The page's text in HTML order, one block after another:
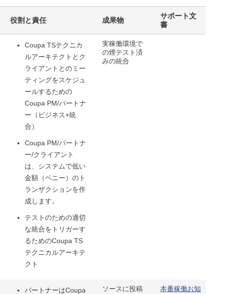
役割と責任 成果物
サポート文
書
Coupa TSテクニカ
ルアーキテクトとク
ライアントとのミー
ティングをスケジュ
ールするための
Coupa PM/パートナ
ー（ビジネス+統
合）
Coupa PM/パートナ
ー/クライアント
は、システムで低い
金額（ペニー）のト
ランザクションを作
成します。
テストのための適切
な統合をトリガーす
るためのCoupa TS
テクニカルアーキテ
クト
実稼働環境で
の煙テスト済
みの統合
パートナーはCoupa
ソースに投稿
本番稼働お知